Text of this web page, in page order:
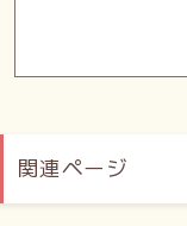
関連ページ